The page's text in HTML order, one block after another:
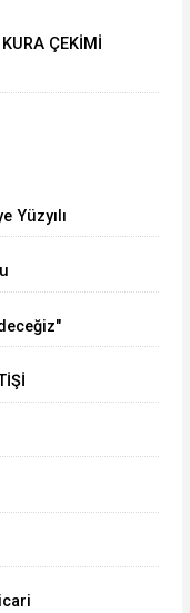
ÇEKİMİ
Yüzyılı